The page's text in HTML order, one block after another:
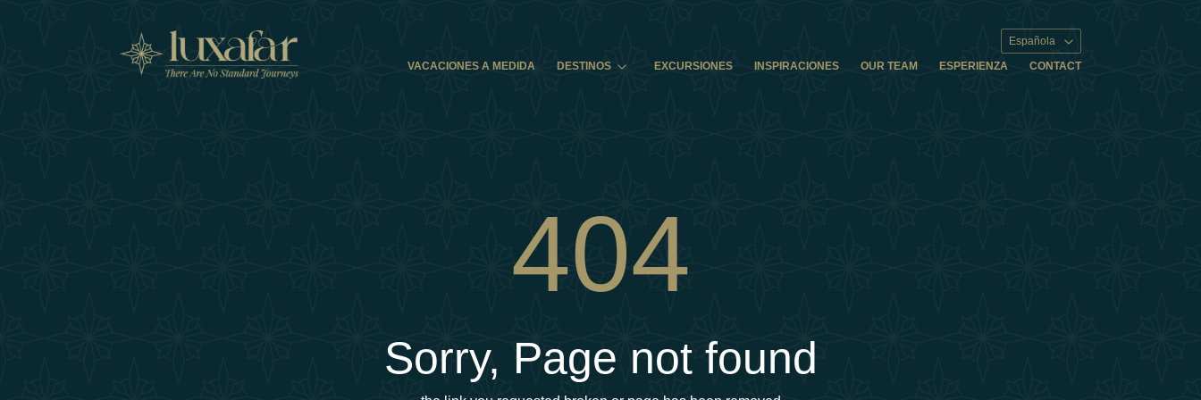
Española
VACACIONES A MEDIDA
DESTINOS EXCURSIONES INSPIRACIONES OUR TEAM ESPERIENZA CONTACT
404
Sorry, Page not found